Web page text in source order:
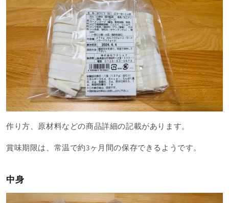
作り方、原材料などの商品詳細の記載があります。
賞味期限は、常温で約3ヶ月間の保存できるようです。
中身